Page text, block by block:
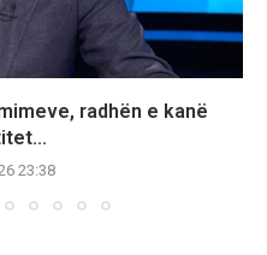
radhën e kanë
23:38